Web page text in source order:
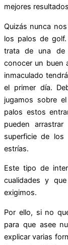
mejores
Quizás nunca
los palos de
trata de una de
conocer un buen
inmaculado
el primer día.
jugamos sobre
palos estos
pueden
superficie de
estrías.
Este tipo de
cualidades y
exigimos.
Por ello, si no
para que asee
explicar varias